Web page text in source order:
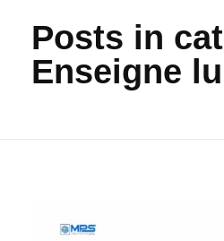
Posts in
Enseigne